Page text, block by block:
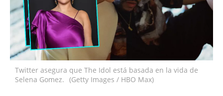
Twitter asegura que The Idol está basada en la vida de
Selena Gomez. (Getty Images / HBO Max)